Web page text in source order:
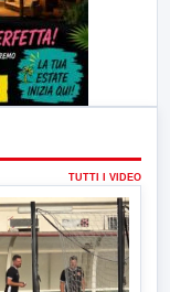
TUTTI I VIDEO